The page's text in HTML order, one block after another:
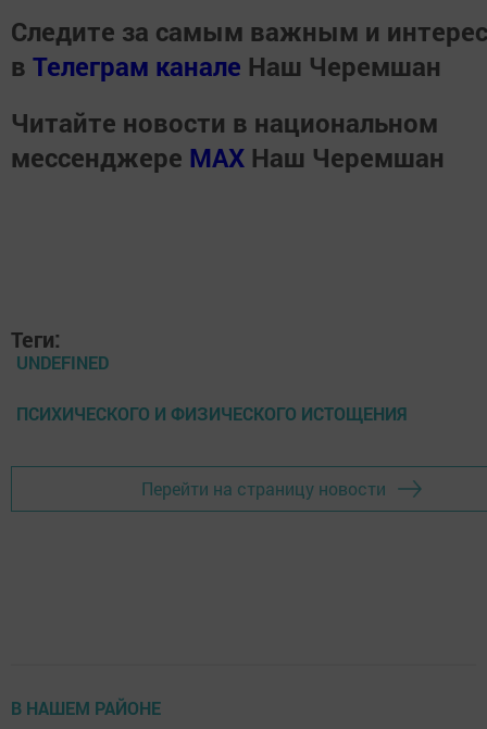
Следите за самым важным и
в Телеграм канале Наш Черемшан
Читайте новости в национальном
мессенджере MАХ Наш Черемшан
Теги:
UNDEFINED
ПСИХИЧЕСКОГО И ФИЗИЧЕСКОГО ИСТОЩЕНИЯ
Перейти на страницу новости
В НАШЕМ РАЙОНЕ